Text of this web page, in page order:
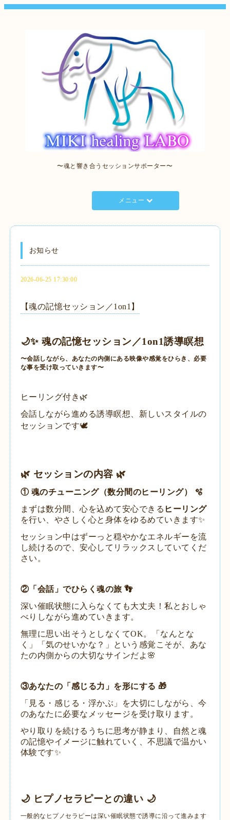
〜魂と響き合うセッションサポーター〜
メニュー
お知らせ
2026-06-25 17:30:00
【魂の記憶セッション／1on1】
🌙✨ 魂の記憶セッション／1on1誘導瞑想
​〜会話しながら、あなたの内側にある映像や感覚をひらき、 必要
な事を受け取っていきます〜
ヒーリング付き🌿
会話しながら進める誘導瞑想、 新しいスタイルの
セッションです🕊️
🌿 セッションの内容 🌿
​① 魂のチューニング（数分間のヒーリング） 🫧
まずは数分間、心を込めて安心できる ヒーリング
を行い、やさしく心と身体をゆるめていきます✨
セッション中はずーっと穏やかなエネルギーを流
し続けるので、安心してリラックスしていてくだ
さい。
​②「会話」でひらく魂の旅 👣
深い催眠状態に入らなくても大丈夫！私とおしゃ
べりしながら進めていきます。
無理に思い出そうとしなくてOK。「なんとな
く」「気のせいかな？」という感覚こそが、あな
たの内側からの大切なサインだよ🌸
​③あなたの「感じる力」を形にする 🎁
「見る・感じる・浮かぶ」を大切にしながら、今
のあなたに必要なメッセージを受け取ります。
やり取りを続けるうちに思考が静まり、自然と魂
の記憶やイメージに触れていく、不思議で温かい
体験です✨
🌙 ヒプノセラピーとの違い 🌙
​一般的なヒプノセラピーは深い催眠状態で誘導に沿って進みます